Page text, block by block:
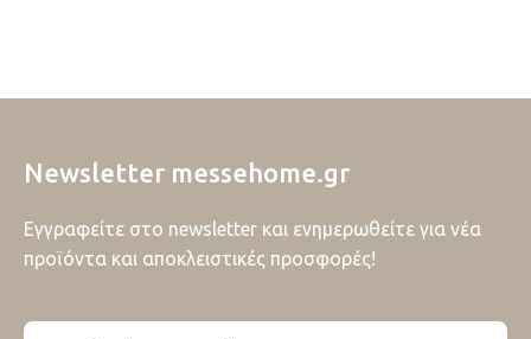
Newsletter messehome.gr
Εγγραφείτε στο newsletter και ενημερωθείτε για νέα
προϊόντα και αποκλειστικές προσφορές!